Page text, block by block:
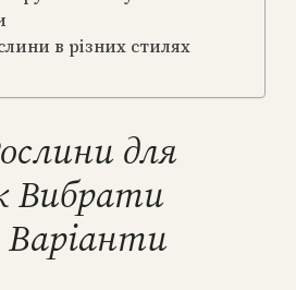
в різних стилях
для
Вибрати